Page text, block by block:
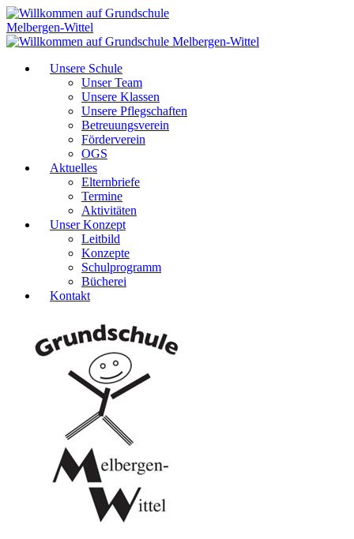
Unsere Schule
Unser Team
Unsere Klassen
Unsere Pflegschaften
Betreuungsverein
Förderverein
OGS
Aktuelles
Elternbriefe
Termine
Aktivitäten
Unser Konzept
Leitbild
Konzepte
Schulprogramm
Bücherei
Kontakt